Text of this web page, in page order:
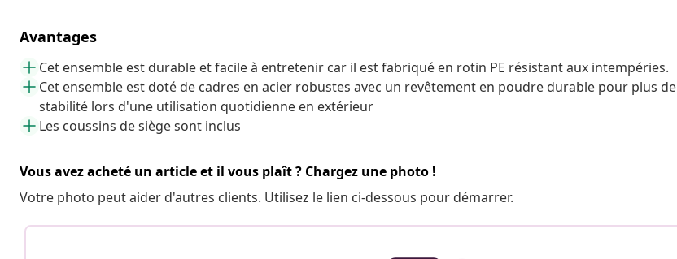
Avantages
Cet ensemble est durable et facile à entretenir car il est fabriqué en rotin PE résistant aux intempéries.
Cet ensemble est doté de cadres en acier robustes avec un revêtement en poudre durable pour plus de
stabilité lors d'une utilisation quotidienne en extérieur
Les coussins de siège sont inclus
Vous avez acheté un article et il vous plaît ? Chargez une photo !
Votre photo peut aider d'autres clients. Utilisez le lien ci-dessous pour démarrer.